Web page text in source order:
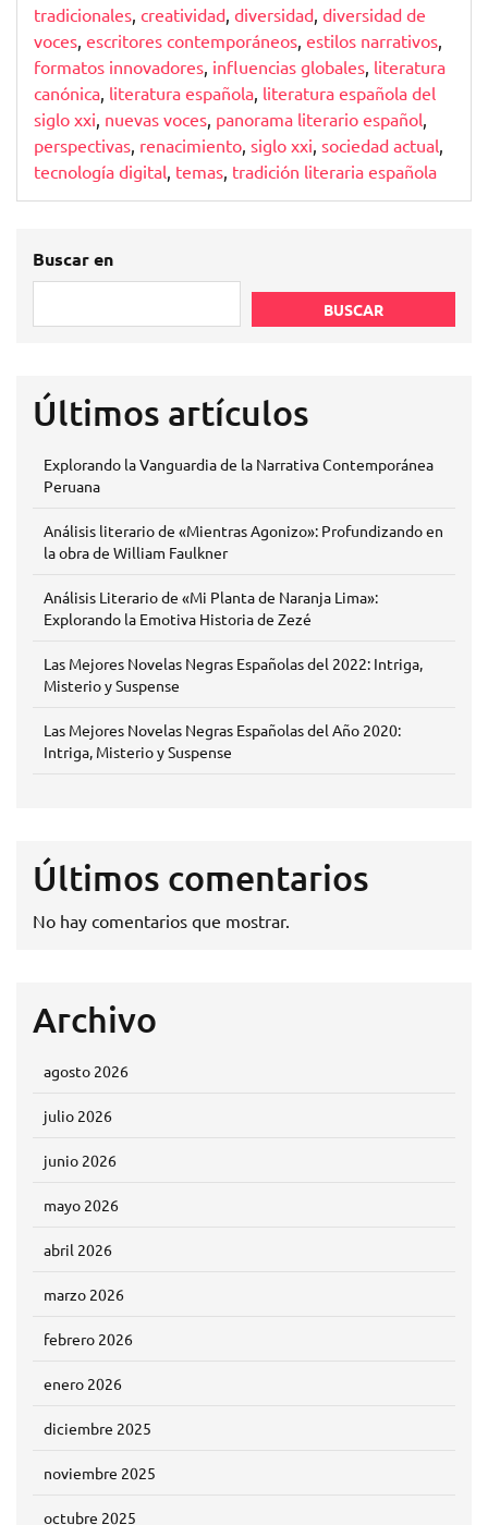
tradicionales, creatividad, diversidad, diversidad de
voces, escritores contemporáneos, estilos narrativos,
formatos innovadores, influencias globales, literatura
canónica, literatura española, literatura española del
siglo xxi, nuevas voces, panorama literario español,
perspectivas, renacimiento, siglo xxi, sociedad actual,
tecnología digital, temas, tradición literaria española
Buscar en
BUSCAR
Últimos artículos
Explorando la Vanguardia de la Narrativa Contemporánea
Peruana
Análisis literario de «Mientras Agonizo»: Profundizando en
la obra de William Faulkner
Análisis Literario de «Mi Planta de Naranja Lima»:
Explorando la Emotiva Historia de Zezé
Las Mejores Novelas Negras Españolas del 2022: Intriga,
Misterio y Suspense
Las Mejores Novelas Negras Españolas del Año 2020:
Intriga, Misterio y Suspense
Últimos comentarios
No hay comentarios que mostrar.
Archivo
agosto 2026
julio 2026
junio 2026
mayo 2026
abril 2026
marzo 2026
febrero 2026
enero 2026
diciembre 2025
noviembre 2025
octubre 2025